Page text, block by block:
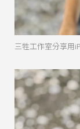
三牲工作室分享用